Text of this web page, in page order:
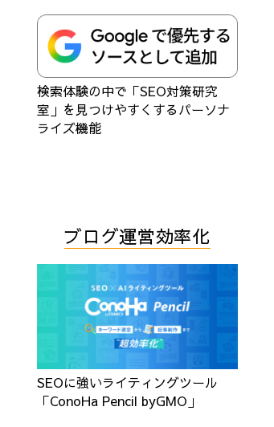
検索体験の中で「SEO対策研究
室」を見つけやすくするパーソナ
ライズ機能
ブログ運営効率化
SEOに強いライティングツール
「ConoHa Pencil byGMO」